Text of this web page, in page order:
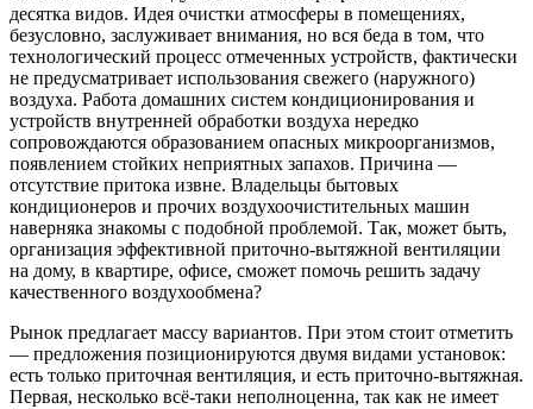
десятка видов. Идея очистки атмосферы в помещениях,
безусловно, заслуживает внимания, но вся беда в том, что
технологический процесс отмеченных устройств, фактически
не предусматривает использования свежего (наружного)
воздуха. Работа домашних систем кондиционирования и
устройств внутренней обработки воздуха нередко
сопровождаются образованием опасных микроорганизмов,
появлением стойких неприятных запахов. Причина —
отсутствие притока извне. Владельцы бытовых
кондиционеров и прочих воздухоочистительных машин
наверняка знакомы с подобной проблемой. Так, может быть,
организация эффективной приточно-вытяжной вентиляции
на дому, в квартире, офисе, сможет помочь решить задачу
качественного воздухообмена?
Рынок предлагает массу вариантов. При этом стоит отметить
— предложения позиционируются двумя видами установок:
есть только приточная вентиляция, и есть приточно-вытяжная.
Первая, несколько всё-таки неполноценна, так как не имеет